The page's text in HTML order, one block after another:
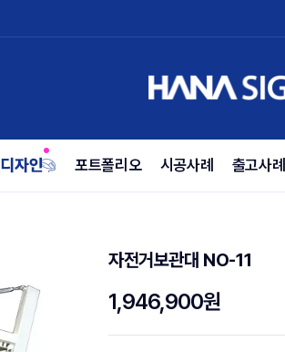
포트폴리오 시공사례 출고사례
자전거보관대 NO-11
1,946,900원